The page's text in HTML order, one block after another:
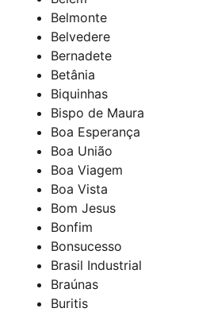
Belmonte
Belvedere
Bernadete
Betânia
Biquinhas
Bispo de Maura
Boa Esperança
Boa União
Boa Viagem
Boa Vista
Bom Jesus
Bonfim
Bonsucesso
Brasil Industrial
Braúnas
Buritis